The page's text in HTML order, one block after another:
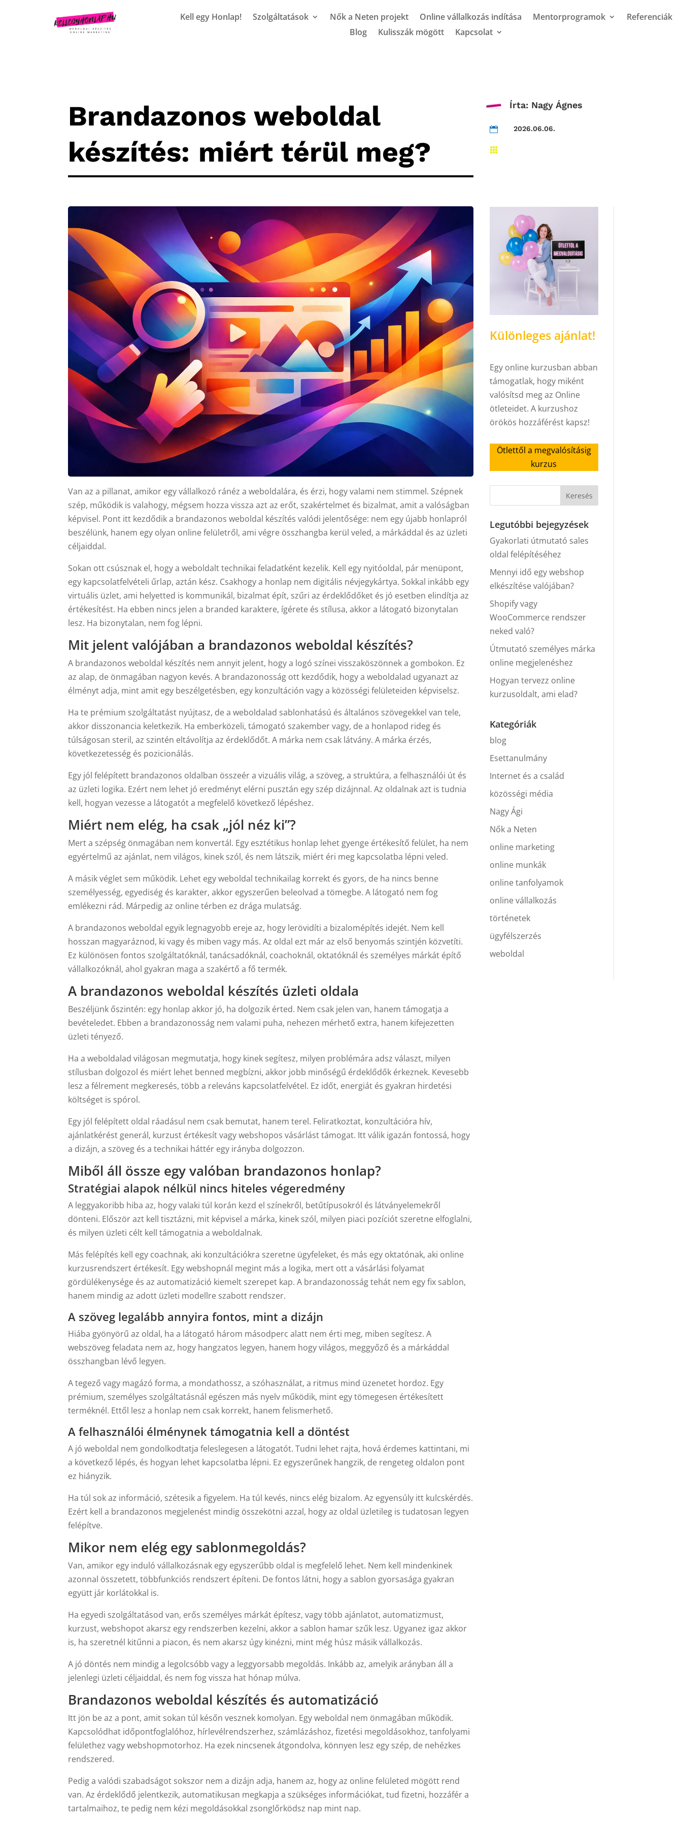
Kell egy Honlap! Szolgáltatások Nők a Neten projekt Online vállalkozás indítása Mentorprogramok
Referenciák
Blog
Kulisszák mögött Kapcsolat
Brandazonos weboldal
készítés: miért térül meg?
Írta: Nagy Ágnes
 2026.06.06.

Van az a pillanat, amikor egy vállalkozó ránéz a weboldalára, és érzi, hogy valami nem stimmel. Szépnek
szép, működik is valahogy, mégsem hozza vissza azt az erőt, szakértelmet és bizalmat, amit a valóságban
képvisel. Pont itt kezdődik a brandazonos weboldal készítés valódi jelentősége: nem egy újabb honlapról
beszélünk, hanem egy olyan online felületről, ami végre összhangba kerül veled, a márkáddal és az üzleti
céljaiddal.
Sokan ott csúsznak el, hogy a weboldalt technikai feladatként kezelik. Kell egy nyitóoldal, pár menüpont,
egy kapcsolatfelvételi űrlap, aztán kész. Csakhogy a honlap nem digitális névjegykártya. Sokkal inkább egy
virtuális üzlet, ami helyetted is kommunikál, bizalmat épít, szűri az érdeklődőket és jó esetben elindítja az
értékesítést. Ha ebben nincs jelen a branded karaktere, ígérete és stílusa, akkor a látogató bizonytalan
lesz. Ha bizonytalan, nem fog lépni.
Mit jelent valójában a brandazonos weboldal készítés?
A brandazonos weboldal készítés nem annyit jelent, hogy a logó színei visszaköszönnek a gombokon. Ez
az alap, de önmagában nagyon kevés. A brandazonosság ott kezdődik, hogy a weboldalad ugyanazt az
élményt adja, mint amit egy beszélgetésben, egy konzultáción vagy a közösségi felületeiden képviselsz.
Ha te prémium szolgáltatást nyújtasz, de a weboldalad sablonhatású és általános szövegekkel van tele,
akkor disszonancia keletkezik. Ha emberközeli, támogató szakember vagy, de a honlapod rideg és
túlságosan steril, az szintén eltávolítja az érdeklődőt. A márka nem csak látvány. A márka érzés,
következetesség és pozicionálás.
Egy jól felépített brandazonos oldalban összeér a vizuális világ, a szöveg, a struktúra, a felhasználói út és
az üzleti logika. Ezért nem lehet jó eredményt elérni pusztán egy szép dizájnnal. Az oldalnak azt is tudnia
kell, hogyan vezesse a látogatót a megfelelő következő lépéshez.
Miért nem elég, ha csak „jól néz ki”?
Mert a szépség önmagában nem konvertál. Egy esztétikus honlap lehet gyenge értékesítő felület, ha nem
egyértelmű az ajánlat, nem világos, kinek szól, és nem látszik, miért éri meg kapcsolatba lépni veled.
A másik véglet sem működik. Lehet egy weboldal technikailag korrekt és gyors, de ha nincs benne
személyesség, egyediség és karakter, akkor egyszerűen beleolvad a tömegbe. A látogató nem fog
emlékezni rád. Márpedig az online térben ez drága mulatság.
A brandazonos weboldal egyik legnagyobb ereje az, hogy lerövidíti a bizalomépítés idejét. Nem kell
hosszan magyaráznod, ki vagy és miben vagy más. Az oldal ezt már az első benyomás szintjén közvetíti.
Ez különösen fontos szolgáltatóknál, tanácsadóknál, coachoknál, oktatóknál és személyes márkát építő
vállalkozóknál, ahol gyakran maga a szakértő a fő termék.
A brandazonos weboldal készítés üzleti oldala
Beszéljünk őszintén: egy honlap akkor jó, ha dolgozik érted. Nem csak jelen van, hanem támogatja a
bevételedet. Ebben a brandazonosság nem valami puha, nehezen mérhető extra, hanem kifejezetten
üzleti tényező.
Ha a weboldalad világosan megmutatja, hogy kinek segítesz, milyen problémára adsz választ, milyen
stílusban dolgozol és miért lehet benned megbízni, akkor jobb minőségű érdeklődők érkeznek. Kevesebb
lesz a félrement megkeresés, több a releváns kapcsolatfelvétel. Ez időt, energiát és gyakran hirdetési
költséget is spórol.
Egy jól felépített oldal ráadásul nem csak bemutat, hanem terel. Feliratkoztat, konzultációra hív,
ajánlatkérést generál, kurzust értékesít vagy webshopos vásárlást támogat. Itt válik igazán fontossá, hogy
a dizájn, a szöveg és a technikai háttér egy irányba dolgozzon.
Miből áll össze egy valóban brandazonos honlap?
Stratégiai alapok nélkül nincs hiteles végeredmény
A leggyakoribb hiba az, hogy valaki túl korán kezd el színekről, betűtípusokról és látványelemekről
dönteni. Először azt kell tisztázni, mit képvisel a márka, kinek szól, milyen piaci pozíciót szeretne elfoglalni,
és milyen üzleti célt kell támogatnia a weboldalnak.
Más felépítés kell egy coachnak, aki konzultációkra szeretne ügyfeleket, és más egy oktatónak, aki online
kurzusrendszert értékesít. Egy webshopnál megint más a logika, mert ott a vásárlási folyamat
gördülékenysége és az automatizáció kiemelt szerepet kap. A brandazonosság tehát nem egy fix sablon,
hanem mindig az adott üzleti modellre szabott rendszer.
A szöveg legalább annyira fontos, mint a dizájn
Hiába gyönyörű az oldal, ha a látogató három másodperc alatt nem érti meg, miben segítesz. A
webszöveg feladata nem az, hogy hangzatos legyen, hanem hogy világos, meggyőző és a márkáddal
összhangban lévő legyen.
A tegező vagy magázó forma, a mondathossz, a szóhasználat, a ritmus mind üzenetet hordoz. Egy
prémium, személyes szolgáltatásnál egészen más nyelv működik, mint egy tömegesen értékesített
terméknél. Ettől lesz a honlap nem csak korrekt, hanem felismerhető.
A felhasználói élménynek támogatnia kell a döntést
A jó weboldal nem gondolkodtatja feleslegesen a látogatót. Tudni lehet rajta, hová érdemes kattintani, mi
a következő lépés, és hogyan lehet kapcsolatba lépni. Ez egyszerűnek hangzik, de rengeteg oldalon pont
ez hiányzik.
Ha túl sok az információ, szétesik a figyelem. Ha túl kevés, nincs elég bizalom. Az egyensúly itt kulcskérdés.
Ezért kell a brandazonos megjelenést mindig összekötni azzal, hogy az oldal üzletileg is tudatosan legyen
felépítve.
Mikor nem elég egy sablonmegoldás?
Van, amikor egy induló vállalkozásnak egy egyszerűbb oldal is megfelelő lehet. Nem kell mindenkinek
azonnal összetett, többfunkciós rendszert építeni. De fontos látni, hogy a sablon gyorsasága gyakran
együtt jár korlátokkal is.
Ha egyedi szolgáltatásod van, erős személyes márkát építesz, vagy több ajánlatot, automatizmust,
kurzust, webshopot akarsz egy rendszerben kezelni, akkor a sablon hamar szűk lesz. Ugyanez igaz akkor
is, ha szeretnél kitűnni a piacon, és nem akarsz úgy kinézni, mint még húsz másik vállalkozás.
A jó döntés nem mindig a legolcsóbb vagy a leggyorsabb megoldás. Inkább az, amelyik arányban áll a
jelenlegi üzleti céljaiddal, és nem fog vissza hat hónap múlva.
Brandazonos weboldal készítés és automatizáció
Itt jön be az a pont, amit sokan túl későn vesznek komolyan. Egy weboldal nem önmagában működik.
Kapcsolódhat időpontfoglalóhoz, hírlevélrendszerhez, számlázáshoz, fizetési megoldásokhoz, tanfolyami
felülethez vagy webshopmotorhoz. Ha ezek nincsenek átgondolva, könnyen lesz egy szép, de nehézkes
rendszered.
Pedig a valódi szabadságot sokszor nem a dizájn adja, hanem az, hogy az online felületed mögött rend
van. Az érdeklődő jelentkezik, automatikusan megkapja a szükséges információkat, tud fizetni, hozzáfér a
tartalmaihoz, te pedig nem kézi megoldásokkal zsonglőrködsz nap mint nap.
Különleges ajánlat!
Egy online kurzusban abban
támogatlak, hogy miként
valósítsd meg az Online
ötleteidet. A kurzushoz
örökös hozzáférést kapsz!
Ötlettől a megvalósításig
kurzus
Legutóbbi bejegyzések
Gyakorlati útmutató sales
oldal felépítéséhez
Mennyi idő egy webshop
elkészítése valójában?
Shopify vagy
WooCommerce rendszer
neked való?
Útmutató személyes márka
online megjelenéshez
Hogyan tervezz online
kurzusoldalt, ami elad?
Kategóriák
blog
Esettanulmány
Internet és a család
közösségi média
Nagy Ági
Nők a Neten
online marketing
online munkák
online tanfolyamok
online vállalkozás
történetek
ügyfélszerzés
weboldal